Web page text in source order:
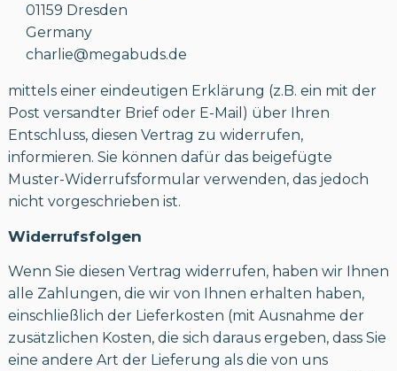
01159 Dresden
Germany
charlie@megabuds.de
mittels einer eindeutigen Erklärung (z.B. ein mit der
Post versandter Brief oder E-Mail) über Ihren
Entschluss, diesen Vertrag zu widerrufen,
informieren. Sie können dafür das beigefügte
Muster-Widerrufsformular verwenden, das jedoch
nicht vorgeschrieben ist.
Widerrufsfolgen
Wenn Sie diesen Vertrag widerrufen, haben wir Ihnen
alle Zahlungen, die wir von Ihnen erhalten haben,
einschließlich der Lieferkosten (mit Ausnahme der
zusätzlichen Kosten, die sich daraus ergeben, dass Sie
eine andere Art der Lieferung als die von uns